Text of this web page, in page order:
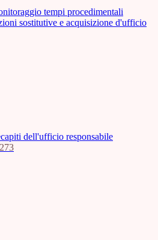
tempi procedimentali
sostitutive e acquisizione d'ufficio
dell'ufficio responsabile
273